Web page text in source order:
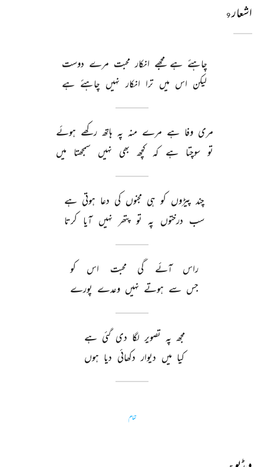
اشعار9
چاہئے ہے مجھے انکار محبت مرے دوست
لیکن اس میں ترا انکار نہیں چاہئے ہے
مری وفا ہے مرے منہ پہ ہاتھ رکھے ہوئے
تو سوچتا ہے کہ کچھ بھی نہیں سمجھتا میں
چند پیڑوں کو ہی مجنوں کی دعا ہوتی ہے
سب درختوں پہ تو پتھر نہیں آیا کرتا
راس آئے گی محبت اس
کو
جس سے ہوتے نہیں وعدے پورے
مجھ پہ تصویر لگا دی گئی ہے
کیا میں دیوار دکھائی دیا ہوں
تمام